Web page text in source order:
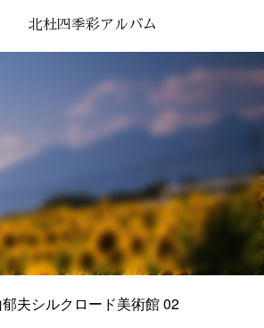
北杜四季彩アルバム
夫シルクロード美術館 02